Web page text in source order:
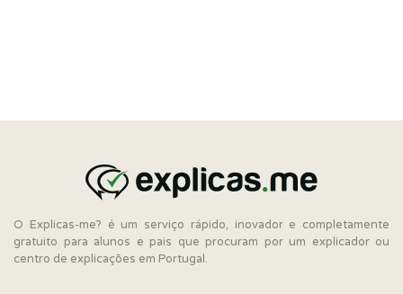
O Explicas-me? é um serviço rápido, inovador e completamente
gratuito para alunos e pais que procuram por um explicador ou
centro de explicações em Portugal.